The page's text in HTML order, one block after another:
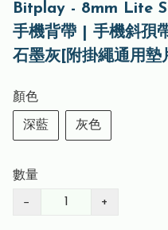
Bitplay - 8mm Lite
手機背帶 | 手機斜孭
石墨灰[附掛繩通用墊
顏色
深藍 灰色
數量
− +